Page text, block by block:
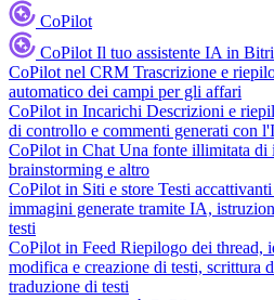
CoPilot
CoPilot Il tuo assistente IA in
CoPilot nel CRM Trascrizione e
automatico dei campi per gli affari
CoPilot in Incarichi Descrizioni e
di controllo e commenti generati con
CoPilot in Chat Una fonte illimitata di
brainstorming e altro
CoPilot in Siti e store Testi
immagini generate tramite IA,
testi
CoPilot in Feed Riepilogo dei thread,
modifica e creazione di testi, scrittura
traduzione di testi